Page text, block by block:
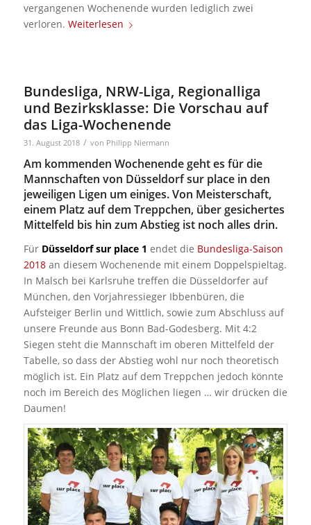
vergangenen Wochenende wurden lediglich zwei
verloren. Weiterlesen
Bundesliga, NRW-Liga, Regionalliga
und Bezirksklasse: Die Vorschau auf
das Liga-Wochenende
31. August 2018 / von Philipp Niermann
Am kommenden Wochenende geht es für die
Mannschaften von Düsseldorf sur place in den
jeweiligen Ligen um einiges. Von Meisterschaft,
einem Platz auf dem Treppchen, über gesichertes
Mittelfeld bis hin zum Abstieg ist noch alles drin.
Für Düsseldorf sur place 1 endet die Bundesliga-Saison
2018an diesem Wochenende mit einem Doppelspieltag.
In Malsch bei Karlsruhe treffen die Düsseldorfer auf
München, den Vorjahressieger Ibbenbüren, die
Aufsteiger Berlin und Wittlich, sowie zum Abschluss auf
unsere Freunde aus Bonn Bad-Godesberg. Mit 4:2
Siegen steht die Mannschaft im oberen Mittelfeld der
Tabelle, so dass der Abstieg wohl nur noch theoretisch
möglich ist. Ein Platz auf dem Treppchen jedoch könnte
noch im Bereich des Möglichen liegen … wir drücken die
Daumen!